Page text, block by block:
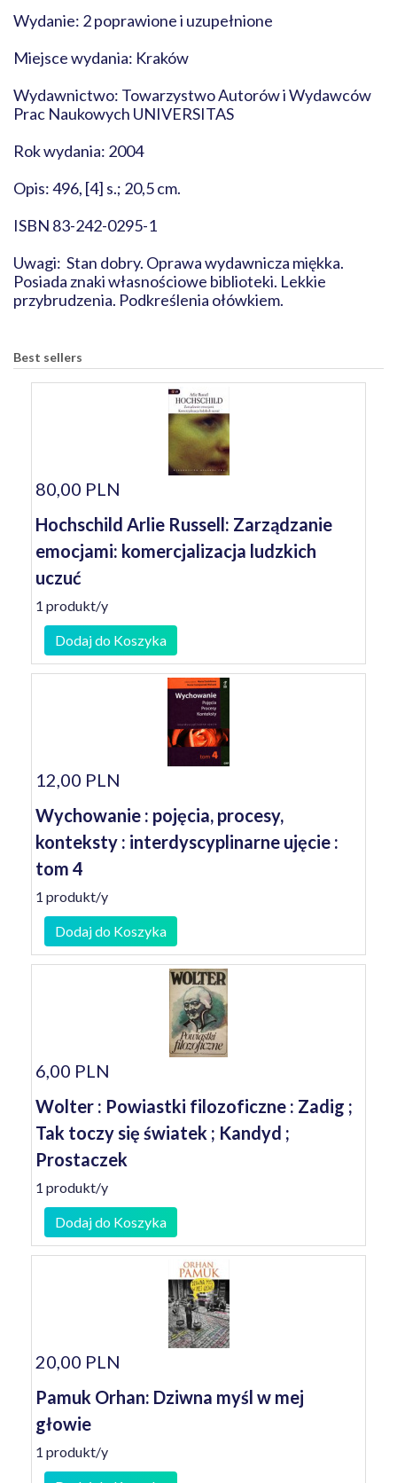
Wydanie: 2 poprawione i uzupełnione
Miejsce wydania: Kraków
Wydawnictwo: Towarzystwo Autorów i Wydawców
Prac Naukowych UNIVERSITAS
Rok wydania: 2004
Opis: 496, [4] s.; 20,5 cm.
ISBN 83-242-0295-1
Uwagi: Stan dobry. Oprawa wydawnicza miękka.
Posiada znaki własnościowe biblioteki. Lekkie
przybrudzenia. Podkreślenia ołówkiem.
Best sellers
80,00 PLN
Hochschild Arlie Russell: Zarządzanie
emocjami: komercjalizacja ludzkich
uczuć
1 produkt/y
Dodaj do Koszyka
12,00 PLN
Wychowanie : pojęcia, procesy,
konteksty : interdyscyplinarne ujęcie :
tom 4
1 produkt/y
Dodaj do Koszyka
6,00 PLN
Wolter : Powiastki filozoficzne : Zadig ;
Tak toczy się światek ; Kandyd ;
Prostaczek
1 produkt/y
Dodaj do Koszyka
20,00 PLN
Pamuk Orhan: Dziwna myśl w mej
głowie
1 produkt/y